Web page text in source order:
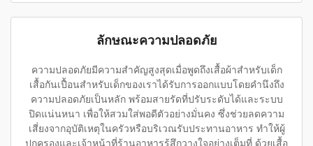
ลักษณะความปลอดภัย
ความปลอดภัยมีความสำคัญสูงสุดเมื่อพูดถึงเสื้อผ้าสำหรับเด็ก
เสื้อกันเปื้อนสำหรับเด็กของเราได้รับการออกแบบโดยคำนึงถึง
ความปลอดภัยเป็นหลัก พร้อมสายรัดที่ปรับระดับได้และระบบ
ปิดแน่นหนา เพื่อให้สวมใส่พอดีตัวอย่างมั่นคง ซึ่งช่วยลดความ
เสี่ยงจากอุบัติเหตุในครัวหรือบริเวณรับประทานอาหาร ทำให้ผู้
ปกครองและเจ้าหน้าที่ร้านอาหารรู้สึกวางใจอย่างเต็มที่ ด้วยเสื้อ